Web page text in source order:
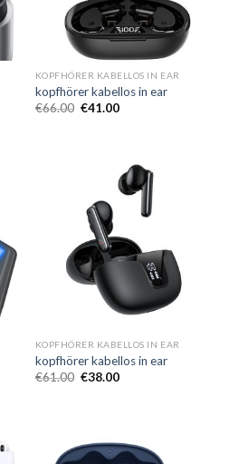
KOPFHÖRER KABELLOS IN EAR
kopfhörer kabellos in ear
€66.00 €41.00
KOPFHÖRER KABELLOS IN EAR
kopfhörer kabellos in ear
€61.00 €38.00